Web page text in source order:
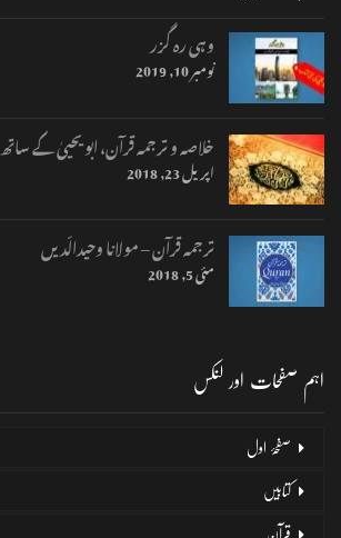
وہی رہ گزر
نومبر 10, 2019
خلاصہ و ترجمہ قرآن، ابو یحییٰ کے ساتھ
اپریل 23, 2018
ترجمہ قرآن – مولانا وحیدالّدیں
مئی 5, 2018
اہم صفحات اور لنکس
صفحۂ اول
کتابیں
قرآن